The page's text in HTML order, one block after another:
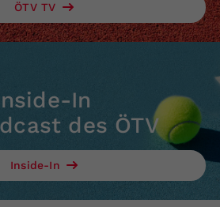
ÖTV TV
In
des ÖTV
Inside-In